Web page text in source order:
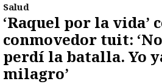
Salud
‘Raquel por la vida’
conmovedor tuit:
perdí la batalla. Yo
milagro’